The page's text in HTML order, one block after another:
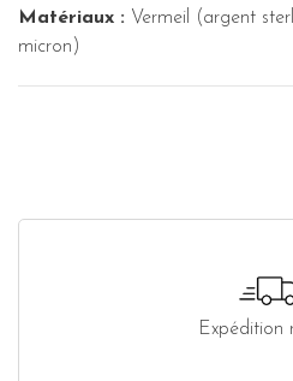
Matériaux : Vermeil (argent
micron)
Expédition